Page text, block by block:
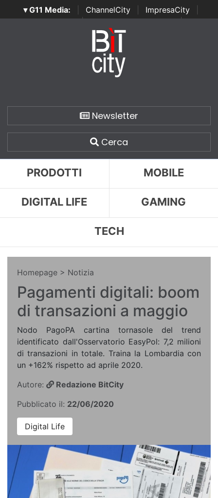
▾ G11 Media: ChannelCity ImpresaCity
SecurityOpenLab | Italian Channel Awards | Italian
Italian Security Awards
Newsletter
Cerca
PRODOTTI MOBILE
DIGITAL LIFE GAMING
TECH
Homepage > Notizia
Pagamenti digitali: boom
di transazioni a maggio
Nodo PagoPA cartina tornasole del trend
identificato dall'Osservatorio EasyPol: 7,2 milioni
di transazioni in totale. Traina la Lombardia con
un +162% rispetto ad aprile 2020.
Autore:
Redazione BitCity
Pubblicato il: 22/06/2020
Digital Life